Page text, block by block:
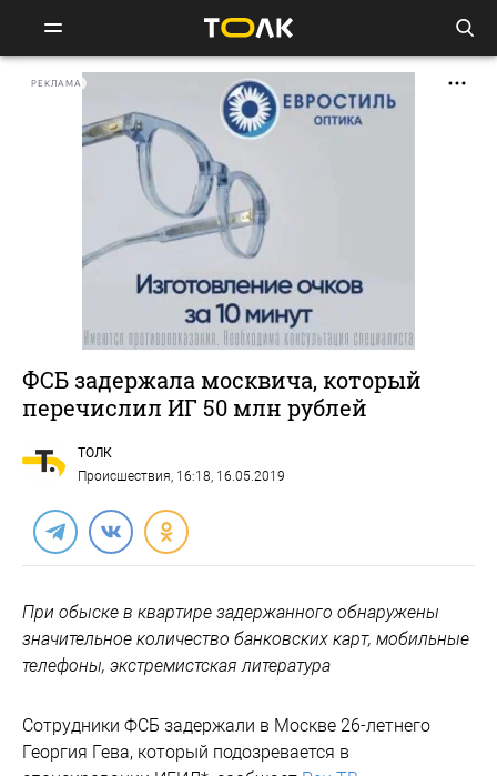
РЕКЛАМА
ФСБ задержала москвича, который
перечислил ИГ 50 млн рублей
ТОЛК
Происшествия, 16:18, 16.05.2019
При обыске в квартире задержанного обнаружены
значительное количество банковских карт, мобильные
телефоны, экстремистская литература
Сотрудники ФСБ задержали в Москве 26-летнего
Георгия Гева, который подозревается в